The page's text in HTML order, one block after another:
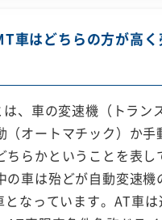
車はどちらの方が高く
、車の変速機（トラン
（オートマチック）か手
ちらかということを表し
の車は殆どが自動変速機
となっています。AT車は